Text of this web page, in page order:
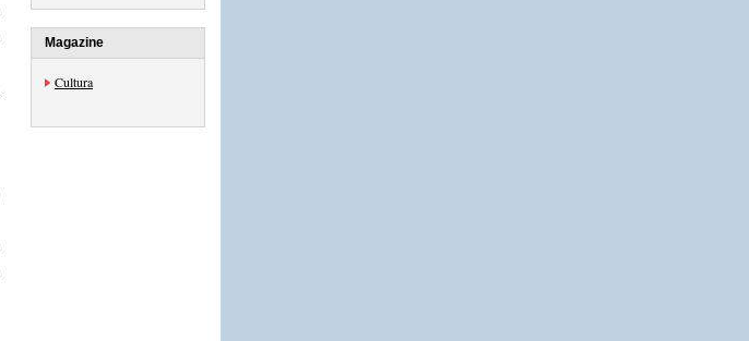
Magazine
Cultura